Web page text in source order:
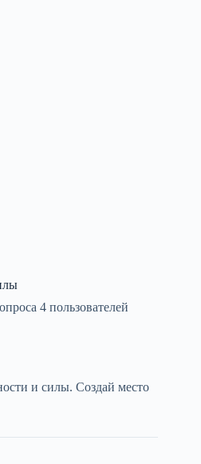
4 пользователей
и силы. Создай место